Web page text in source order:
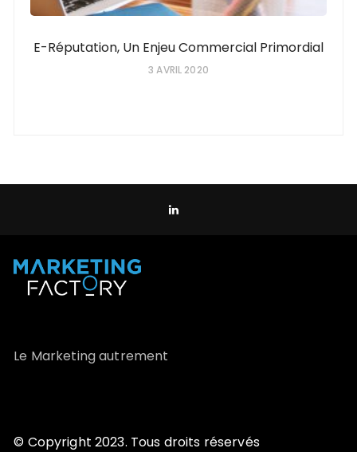
E-Réputation, Un Enjeu Commercial Primordial
3 AVRIL 2020
Le Marketing autrement
© Copyright 2023. Tous droits réservés